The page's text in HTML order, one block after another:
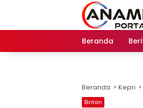
Beranda
Beranda Kepri
Bintan